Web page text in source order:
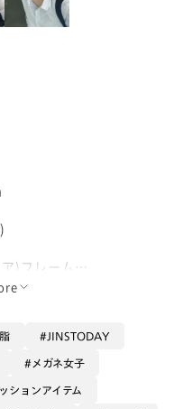
)フレーム
エア】
比率に魅せてくれるよ
が改良されています。
JINSTODAY
メガネ女子
ションアイテム